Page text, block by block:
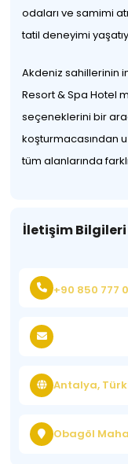
odaları ve samimi
tatil deneyimi
Akdeniz sahillerinin
Resort & Spa Hotel
seçeneklerini bir
koşturmacasından
tüm alanlarında
İletişim Bilgileri
+90 850 777
Antalya,
Obagöl